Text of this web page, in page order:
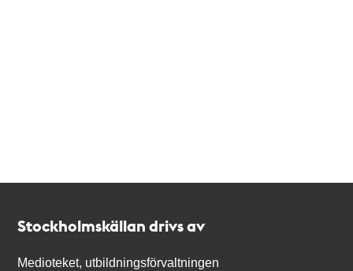
Stockholmskällan drivs av
Medioteket, utbildningsförvaltningen